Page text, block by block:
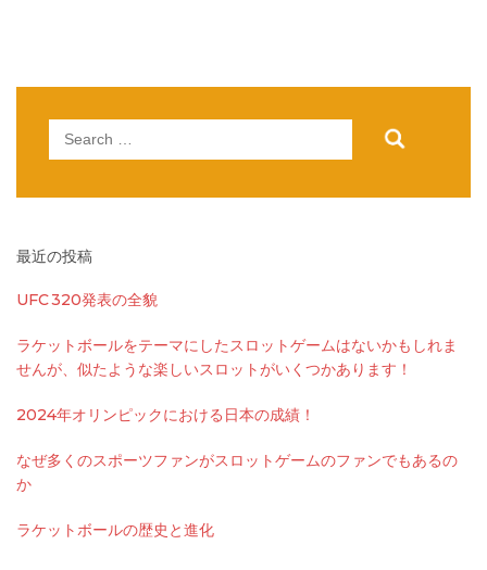
Search
最近の投稿
UFC 320発表の全貌
ラケットボールをテーマにしたスロットゲームはないかもしれま
せんが、似たような楽しいスロットがいくつかあります！
2024年オリンピックにおける日本の成績！
なぜ多くのスポーツファンがスロットゲームのファンでもあるの
か
ラケットボールの歴史と進化